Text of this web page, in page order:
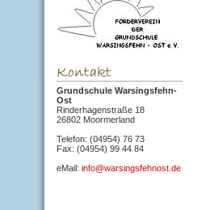
Grundschule Warsingsfehn-
Ost
Rinderhagenstraße 18
26802 Moormerland
Telefon: (04954) 76 73
Fax: (04954) 99 44 84
eMail: info@warsingsfehnost.de